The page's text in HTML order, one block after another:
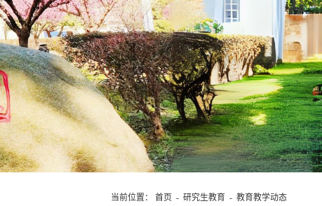
当前位置： 首页 - 研究生教育 - 教育教学动态